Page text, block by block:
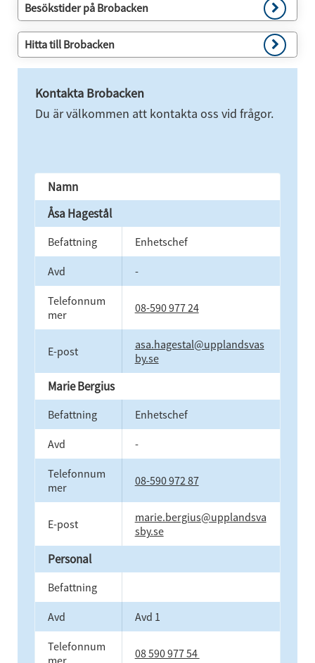
Besökstider på Brobacken
Hitta till Brobacken
Kontakta Brobacken
Du är välkommen att kontakta oss vid frågor.
Namn
Åsa Hagestål
Befattning Enhetschef
Avd -
Telefonnum
mer
08-590 977 24
E-post
asa.hagestal@upplandsvas
by.se
Marie Bergius
Befattning Enhetschef
Avd -
Telefonnum
mer
08-590 972 87
E-post
marie.bergius@upplandsva
sby.se
Personal
Befattning
Avd Avd 1
Telefonnum
mer
08 590 977 54